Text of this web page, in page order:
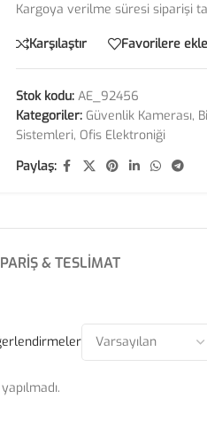
Kargoya verilme süresi siparişi
Karşılaştır Favorilere ekle
Stok kodu: AE_92456
Kategoriler: Güvenlik Kamerası,
Sistemleri, Ofis Elektroniği
Paylaş:
& TESLIMAT